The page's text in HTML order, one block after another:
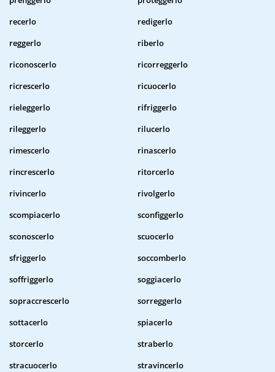
recerlo
redigerlo
reggerlo
riberlo
riconoscerlo
ricorreggerlo
ricrescerlo
ricuocerlo
rieleggerlo
rifriggerlo
rileggerlo
rilucerlo
rimescerlo
rinascerlo
rincrescerlo
ritorcerlo
rivincerlo
rivolgerlo
scompiacerlo
sconfiggerlo
sconoscerlo
scuocerlo
sfriggerlo
soccomberlo
soffriggerlo
soggiacerlo
sopraccrescerlo
sorreggerlo
sottacerlo
spiacerlo
storcerlo
straberlo
stracuocerlo
stravincerlo